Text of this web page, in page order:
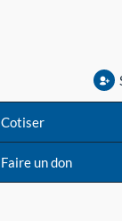
Cotiser
Faire un don